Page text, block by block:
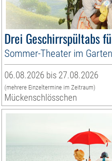
Drei Geschirrspültabs
Sommer-Theater im Garten
06.08.2026 bis 27.08.2026
(mehrere Einzeltermine im Zeitraum)
Mückenschlösschen